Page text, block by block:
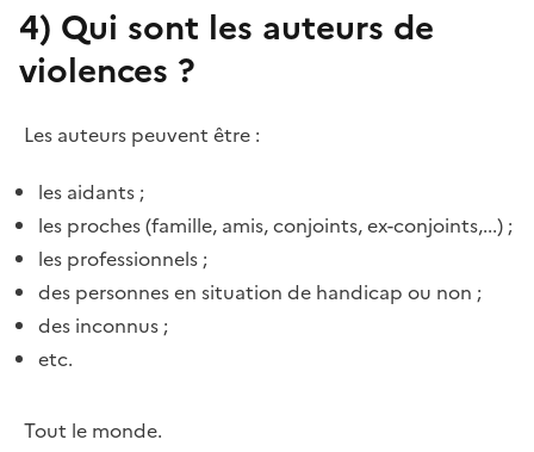
4) Qui sont les auteurs de
violences ?
Les auteurs peuvent être :
les aidants ;
les proches (famille, amis, conjoints, ex-conjoints,...) ;
les professionnels ;
des personnes en situation de handicap ou non ;
des inconnus ;
etc.
Tout le monde.